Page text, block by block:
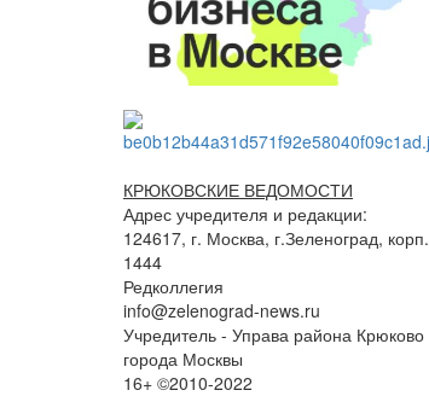
КРЮКОВСКИЕ ВЕДОМОСТИ
Адрес учредителя и редакции:
124617, г. Москва, г.Зеленоград, корп.
1444
Редколлегия
info@zelenograd-news.ru
Учредитель - Управа района Крюково
города Москвы
16+ ©2010-2022